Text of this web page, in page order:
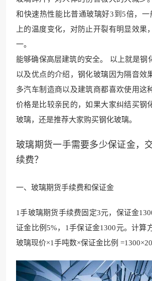
和快速热性能比普通玻璃好3到5倍，一
上的温度变化，对防止开裂有明显效果，
一。
能够确保高层建筑的安全。 以上就是钢
以及优点的介绍，钢化玻璃因为隔音效
多汽车制造商以及建筑商都喜欢使用这
价格是比较亲民的，如果大家纠结买钢
玻璃，还是推荐大家购买钢化玻璃。
玻璃期货一手需要多少保证金，
续费？
一、玻璃期货手续费和保证金
1手玻璃期货手续费固定3元，保证金
证金比例5%，1手保证金1300元。计算
玻璃现价×1手吨数×保证金比例